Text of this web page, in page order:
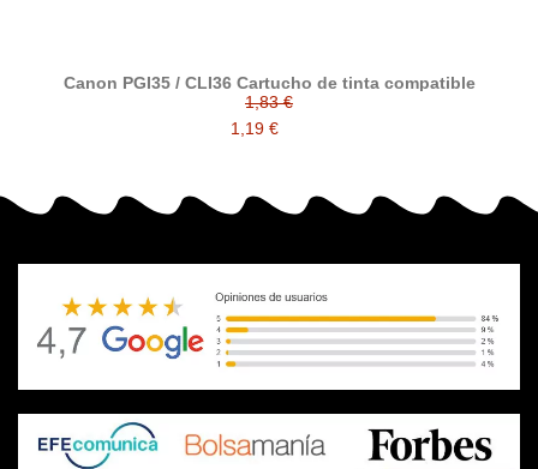
Canon PGI35 / CLI36 Cartucho de tinta compatible
1,83 €
1,19 €